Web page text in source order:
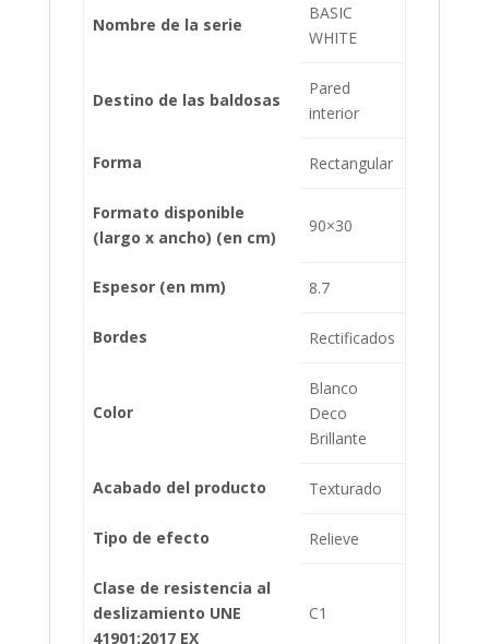
Nombre de la serie
BASIC
WHITE
Destino de las baldosas
Pared
interior
Forma Rectangular
Formato disponible
(largo x ancho) (en cm)
90×30
Espesor (en mm) 8.7
Bordes Rectificados
Color
Blanco
Deco
Brillante
Acabado del producto Texturado
Tipo de efecto Relieve
Clase de resistencia al
deslizamiento UNE
41901:2017 EX
C1